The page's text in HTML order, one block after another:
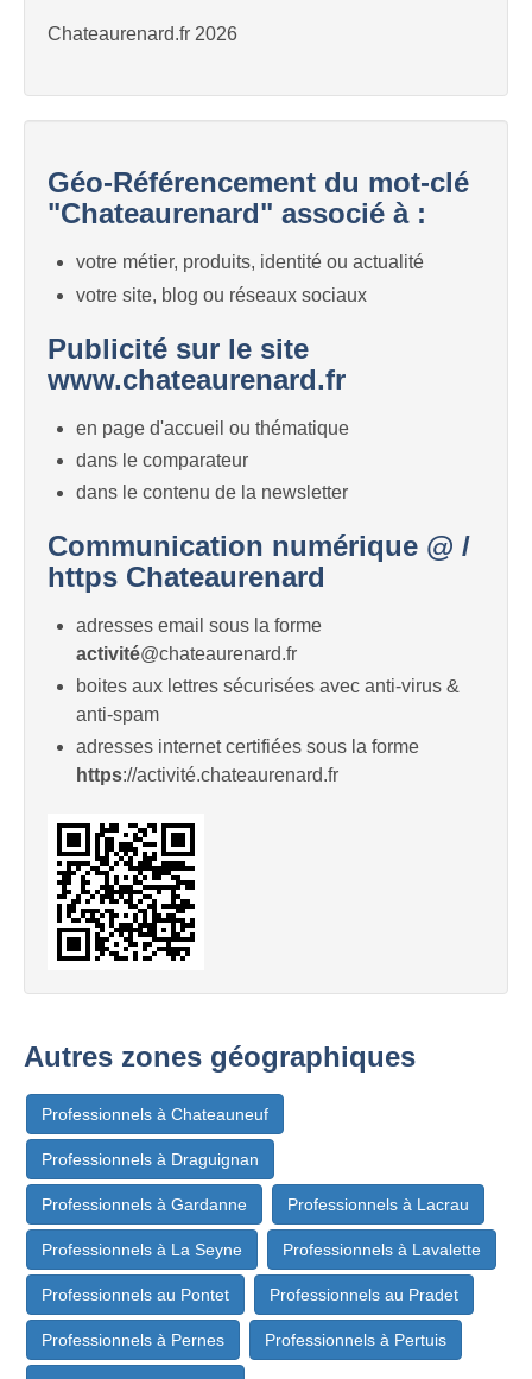
Chateaurenard.fr 2026
Géo-Référencement du mot-clé
"Chateaurenard" associé à :
votre métier, produits, identité ou actualité
votre site, blog ou réseaux sociaux
Publicité sur le site
www.chateaurenard.fr
en page d'accueil ou thématique
dans le comparateur
dans le contenu de la newsletter
Communication numérique @ /
https Chateaurenard
adresses email sous la forme
activité@chateaurenard.fr
boites aux lettres sécurisées avec anti-virus &
anti-spam
adresses internet certifiées sous la forme
https://activité.chateaurenard.fr
Autres zones géographiques
Professionnels à Chateauneuf
Professionnels à Draguignan
Professionnels à Gardanne Professionnels à Lacrau
Professionnels à La Seyne Professionnels à Lavalette
Professionnels au Pontet Professionnels au Pradet
Professionnels à Pernes Professionnels à Pertuis